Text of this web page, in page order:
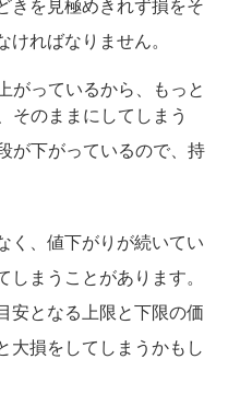
きを見極めきれず損をそ
ければなりません。
がっているから、もっと
そのままにしてしまう
が下がっているので、持
く、値下がりが続いてい
しまうことがあります。
安となる上限と下限の価
大損をしてしまうかもし